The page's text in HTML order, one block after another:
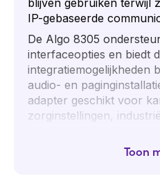
blijven gebruiken terwijl
IP-gebaseerde
De Algo 8305
interfaceopties en biedt
integratiemogelijkheden
audio- en
adapter geschikt voor
zorginstellingen,
meldingen centraalToon